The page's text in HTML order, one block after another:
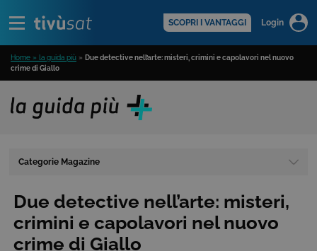
SCOPRI I VANTAGGI Login
Home » la guida più » Due detective nell’arte: misteri, crimini e capolavori nel nuovo
crime di Giallo
Categorie Magazine
Due detective nell’arte: misteri,
crimini e capolavori nel nuovo
crime di Giallo